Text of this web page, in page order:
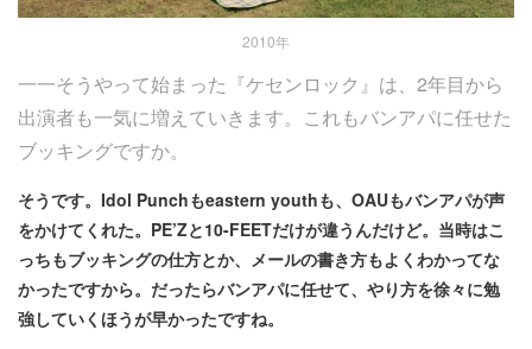
2010年
一一そうやって始まった『ケセンロック』は、2年目から
出演者も一気に増えていきます。これもバンアパに任せた
ブッキングですか。
そうです。Idol Punchもeastern youthも、OAUもバンアパが声
をかけてくれた。PE’Zと10-FEETだけが違うんだけど。当時はこ
っちもブッキングの仕方とか、メールの書き方もよくわかってな
かったですから。だったらバンアパに任せて、やり方を徐々に勉
強していくほうが早かったですね。